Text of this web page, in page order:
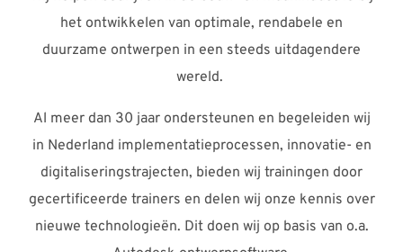
Norge Suomi Sverige UK
wereld.
Al meer dan 30 jaar ondersteunen en begeleiden wij
in Nederland implementatieprocessen, innovatie- en
digitaliseringstrajecten, bieden wij trainingen door
gecertificeerde trainers en delen wij onze kennis over
nieuwe technologieën. Dit doen wij op basis van o.a.
Autodesk ontwerpsoftware.
Met een internationaal team van experts kun je bij